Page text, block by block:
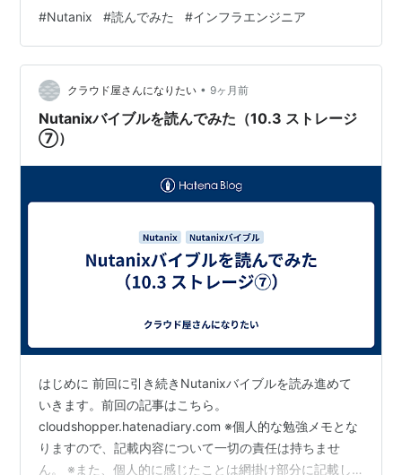
(日本語版)を読んで内容をまとめてみる。 ・本記事の対
象は、「AOS (Storage for Compute VMs)」-「10.4
AOSのサービス」の下記2項目。 ・「10.4.1 Nutanix
Guest Tools（NGT）」 ・「10.4.2 OS…
#Nutanix #読んでみた #インフラエンジニア
クラウド屋さんになりたい • 9ヶ月前
Nutanixバイブルを読んでみた（10.3 ストレージ
⑦）
はじめに 前回に引き続きNutanixバイブルを読み進めて
いきます。前回の記事はこちら。
cloudshopper.hatenadiary.com ※個人的な勉強メモとな
りますので、記載内容について一切の責任は持ちませ
ん。 ※また、個人的に感じたことは網掛け部分に記載し